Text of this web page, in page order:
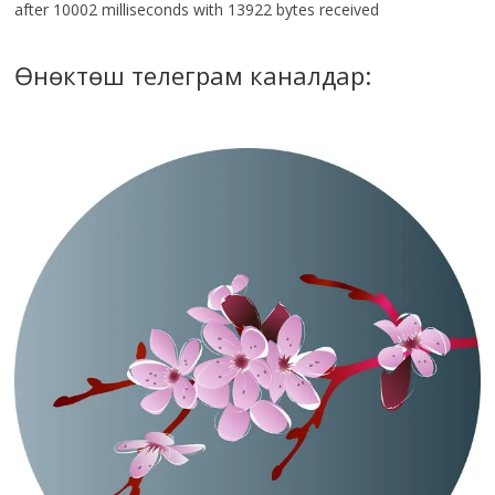
after 10002 milliseconds with 13922 bytes received
Өнөктөш телеграм каналдар: